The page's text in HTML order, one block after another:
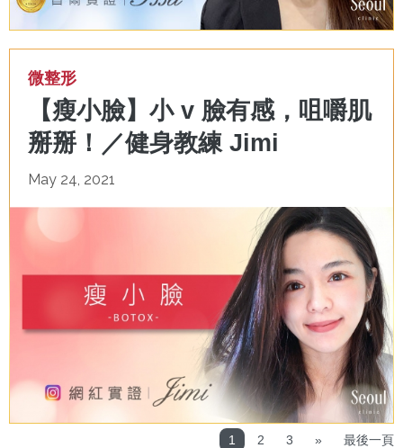
微整形
【瘦小臉】小 v 臉有感，咀嚼肌
掰掰！／健身教練 Jimi
May 24, 2021
1 2 3 » 最後一頁